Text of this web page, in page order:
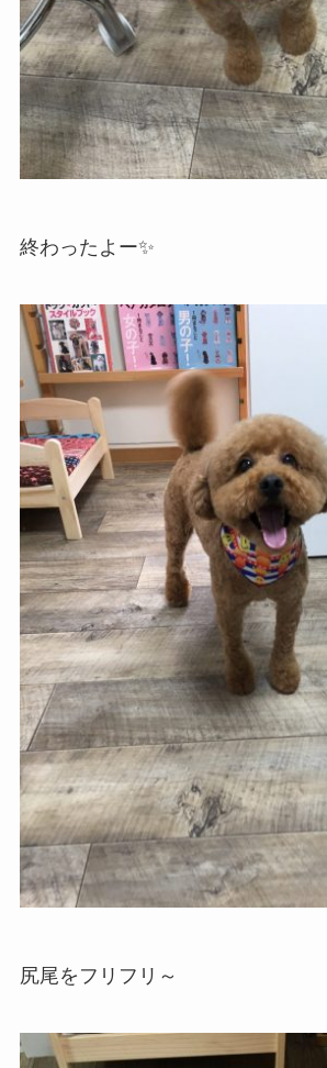
終わったよー✨
尻尾をフリフリ～